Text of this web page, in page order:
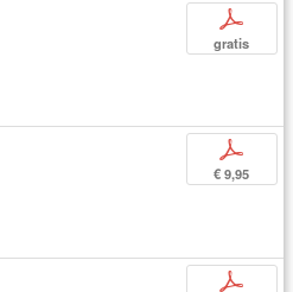
p
gratis
p
€ 9,95
p